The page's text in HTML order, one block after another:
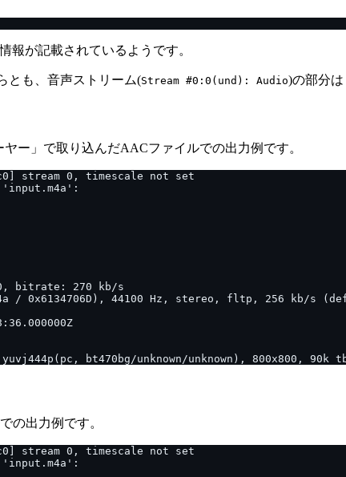
報が記載されているようです。
とも、音声ストリーム(Stream #0:0(und): Audio)の部分は
ー」で取り込んだAACファイルでの出力例です。
の出力例です。